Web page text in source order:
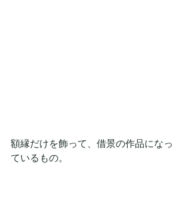
額縁だけを飾って、借景の作品になっ
ているもの。